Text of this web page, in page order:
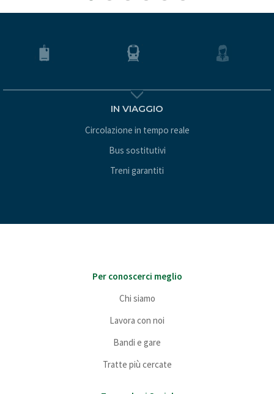
IN VIAGGIO
Circolazione in tempo reale
Bus sostitutivi
Treni garantiti
Per conoscerci meglio
Chi siamo
Lavora con noi
Bandi e gare
Tratte più cercate